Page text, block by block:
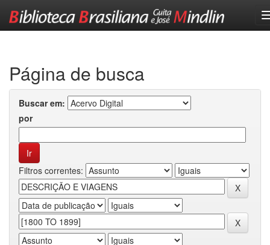
Página de busca
Buscar em:
por
Filtros correntes: